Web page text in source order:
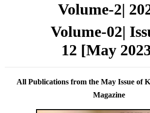
Volume-2|
Volume-02|
12 [May
All Publications from the May Issue of
Magazine